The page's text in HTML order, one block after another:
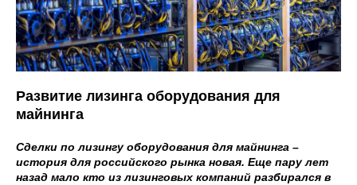
Развитие лизинга оборудования для
майнинга
Сделки по лизингу оборудования для майнинга –
история для российского рынка новая. Еще пару лет
назад мало кто из лизинговых компаний разбирался в